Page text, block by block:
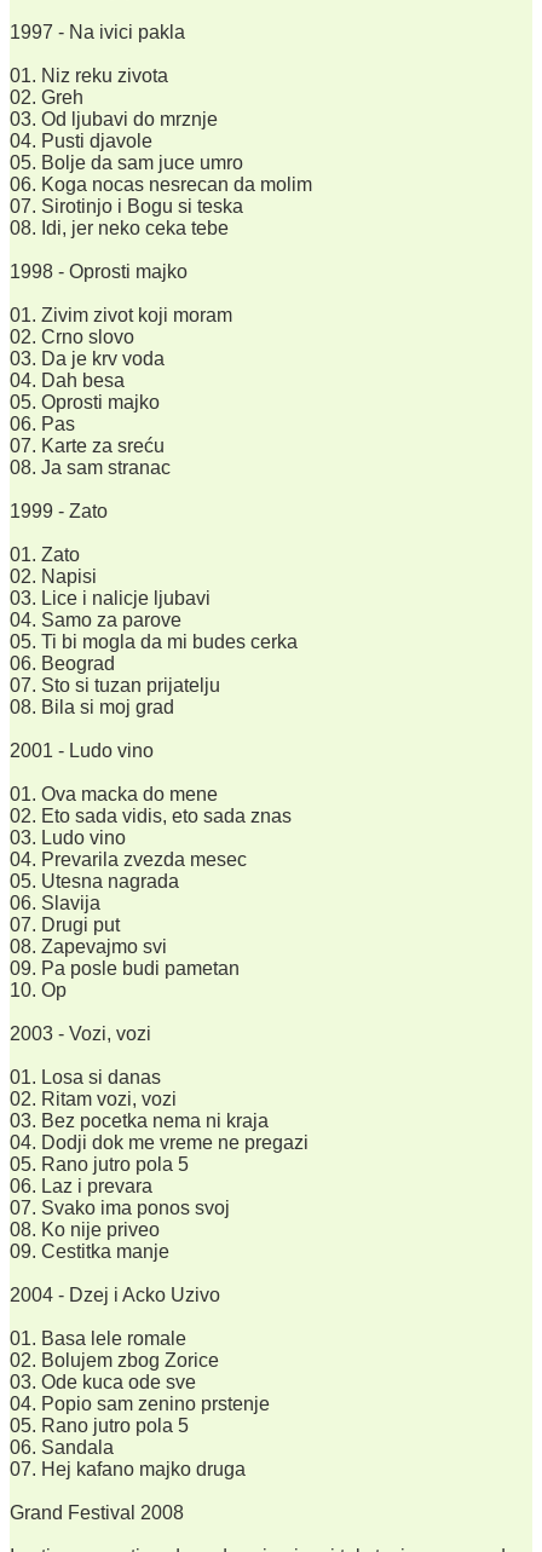
1997 - Na ivici pakla
01. Niz reku zivota
02. Greh
03. Od ljubavi do mrznje
04. Pusti djavole
05. Bolje da sam juce umro
06. Koga nocas nesrecan da molim
07. Sirotinjo i Bogu si teska
08. Idi, jer neko ceka tebe
1998 - Oprosti majko
01. Zivim zivot koji moram
02. Crno slovo
03. Da je krv voda
04. Dah besa
05. Oprosti majko
06. Pas
07. Karte za sreću
08. Ja sam stranac
1999 - Zato
01. Zato
02. Napisi
03. Lice i nalicje ljubavi
04. Samo za parove
05. Ti bi mogla da mi budes cerka
06. Beograd
07. Sto si tuzan prijatelju
08. Bila si moj grad
2001 - Ludo vino
01. Ova macka do mene
02. Eto sada vidis, eto sada znas
03. Ludo vino
04. Prevarila zvezda mesec
05. Utesna nagrada
06. Slavija
07. Drugi put
08. Zapevajmo svi
09. Pa posle budi pametan
10. Op
2003 - Vozi, vozi
01. Losa si danas
02. Ritam vozi, vozi
03. Bez pocetka nema ni kraja
04. Dodji dok me vreme ne pregazi
05. Rano jutro pola 5
06. Laz i prevara
07. Svako ima ponos svoj
08. Ko nije priveo
09. Cestitka manje
2004 - Dzej i Acko Uzivo
01. Basa lele romale
02. Bolujem zbog Zorice
03. Ode kuca ode sve
04. Popio sam zenino prstenje
05. Rano jutro pola 5
06. Sandala
07. Hej kafano majko druga
Grand Festival 2008